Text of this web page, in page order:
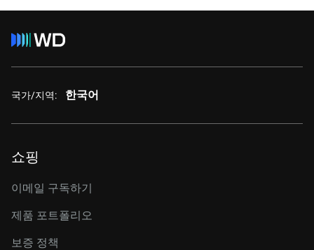
국가/지역: 한국어
쇼핑
이메일 구독하기
제품 포트폴리오
보증 정책